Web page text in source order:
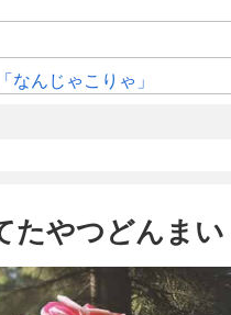
んじゃこりゃ」
たやつどんまい